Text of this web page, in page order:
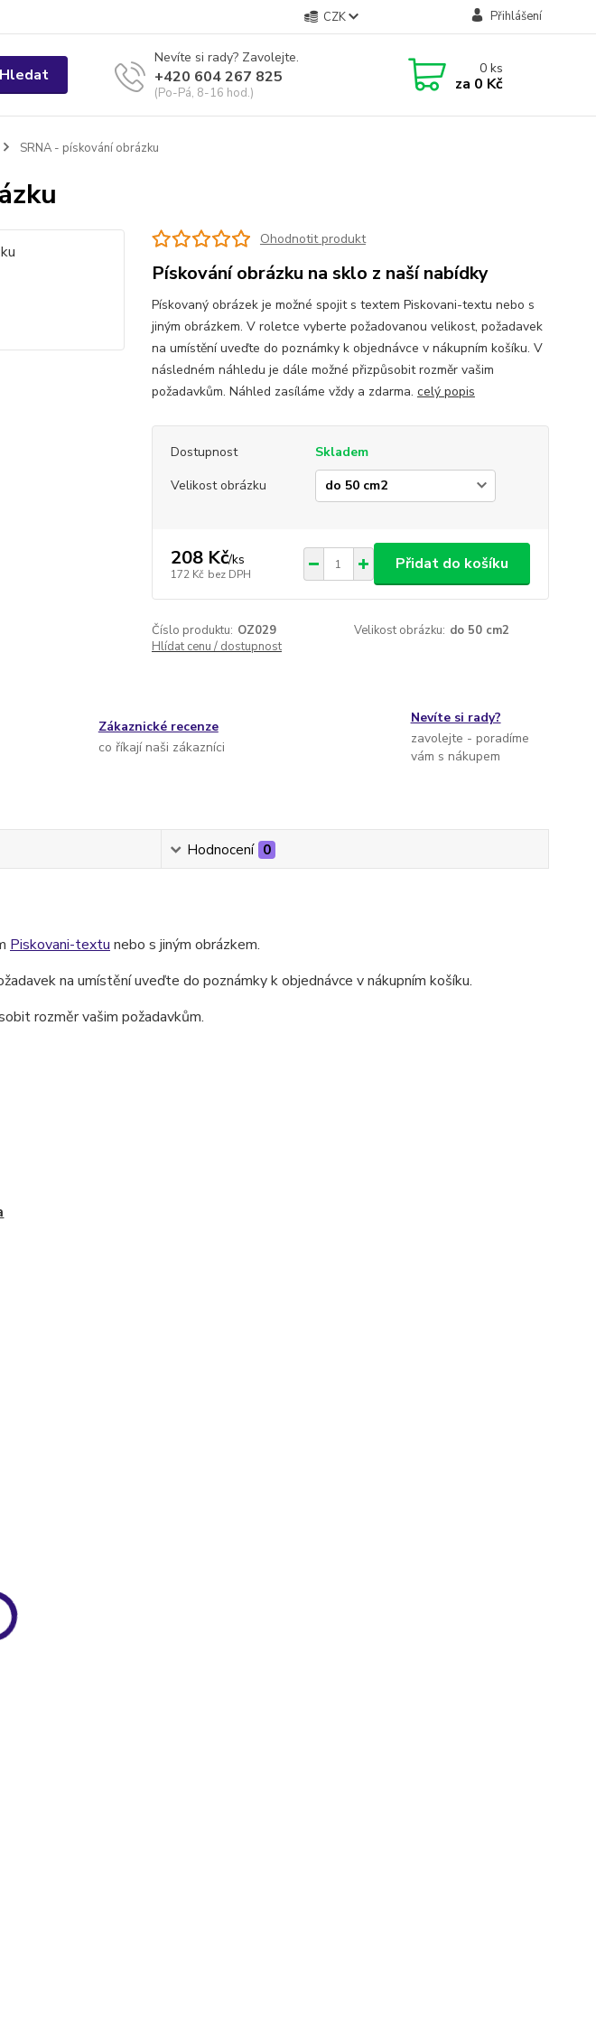
CZK Přihlášení
Hledat
Nevíte si rady? Zavolejte.
+420 604 267 825
(Po-Pá, 8-16 hod.)
0ks
za 0 Kč
SRNA - pískování obrázku
Ohodnotit produkt
Pískování obrázku na sklo z naší nabídky
Pískovaný obrázek je možné spojit s textem Piskovani-textu nebo s
jiným obrázkem. V roletce vyberte požadovanou velikost, požadavek
na umístění uveďte do poznámky k objednávce v nákupním košíku. V
následném náhledu je dále možné přizpůsobit rozměr vašim
požadavkům. Náhled zasíláme vždy a zdarma. celý popis
Dostupnost
Skladem
Velikost obrázku
208 Kč/ks
172 Kč bez DPH
Přidat do košíku
Číslo produktu: OZ029 Velikost obrázku: do 50 cm2
Hlídat cenu / dostupnost
Zákaznické recenze
co říkají naši zákazníci
Nevíte si rady?
zavolejte - poradíme
vám s nákupem
Hodnocení 0
Piskovani-textu nebo s jiným obrázkem.
na umístění uveďte do poznámky k objednávce v nákupním košíku.
rozměr vašim požadavkům.